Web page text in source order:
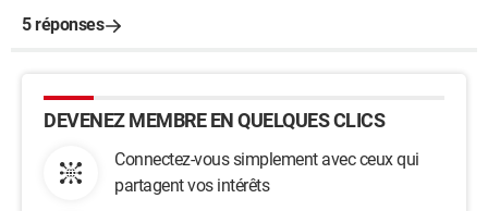
5 réponses
DEVENEZ MEMBRE EN QUELQUES CLICS
Connectez-vous simplement avec ceux qui
partagent vos intérêts